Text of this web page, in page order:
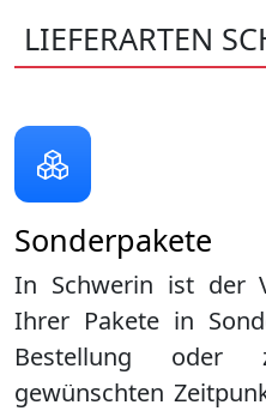
LIEFERARTEN
Sonderpakete
In Schwerin ist der
Ihrer Pakete in
Bestellung oder
gewünschten